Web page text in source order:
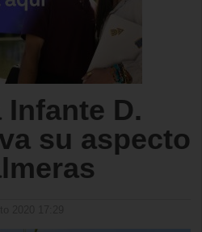
Infante D.
su aspecto